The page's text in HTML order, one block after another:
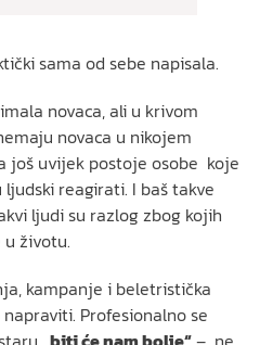
sama od sebe napisala.
novaca, ali u krivom
novaca u nikojem
još uvijek postoje osobe koje
reagirati. I baš takve
ljudi su razlog zbog kojih
životu.
kampanje i beletristička
Profesionalno se